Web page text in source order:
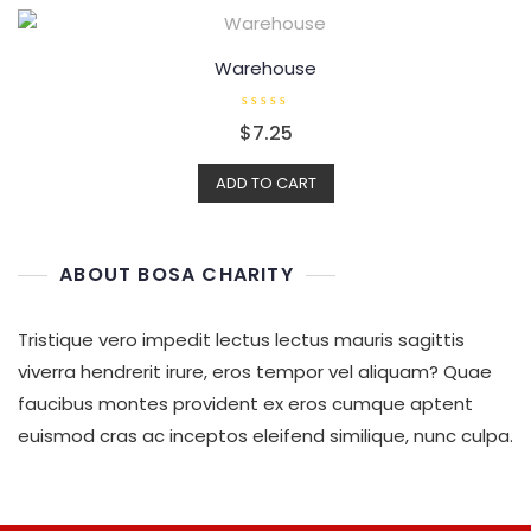
o
Warehouse
R
a
e
d
0
o
f
5
$7.25
ADD TO CART
ABOUT BOSA CHARITY
Tristique vero impedit lectus lectus mauris sagittis
viverra hendrerit irure, eros tempor vel aliquam? Quae
faucibus montes provident ex eros cumque aptent
euismod cras ac inceptos eleifend similique, nunc culpa.